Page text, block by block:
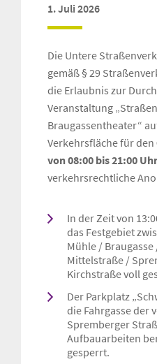
1. Juli 2026
Die Untere
gemäß § 29
die Erlaubnis zur
Veranstaltung
Braugassentheater“
Verkehrsfläche für den
von 08:00 bis 21:00
verkehrsrechtliche
In der Zeit von
das Festgebiet
Mühle /
Mittelstraße /
Kirchstraße voll
Der Parkplatz
die Fahrgasse der
Spremberger
Aufbauarbeiten
gesperrt.